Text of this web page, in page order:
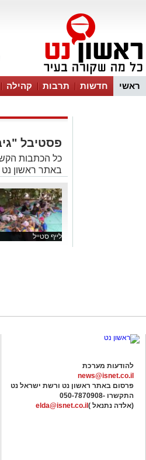
ראשי חדשות תרבות קהילה
פסטיבל
כל הכתבות
באתר ראשון נט
לייף סטייל
להודעות מערכת
news@isnet.co.il
פרסום באתר ראשון נט ורשת ישראל נט
התקשרו -050-7870908
(אלדה נתנאל ) elda@isnet.co.il